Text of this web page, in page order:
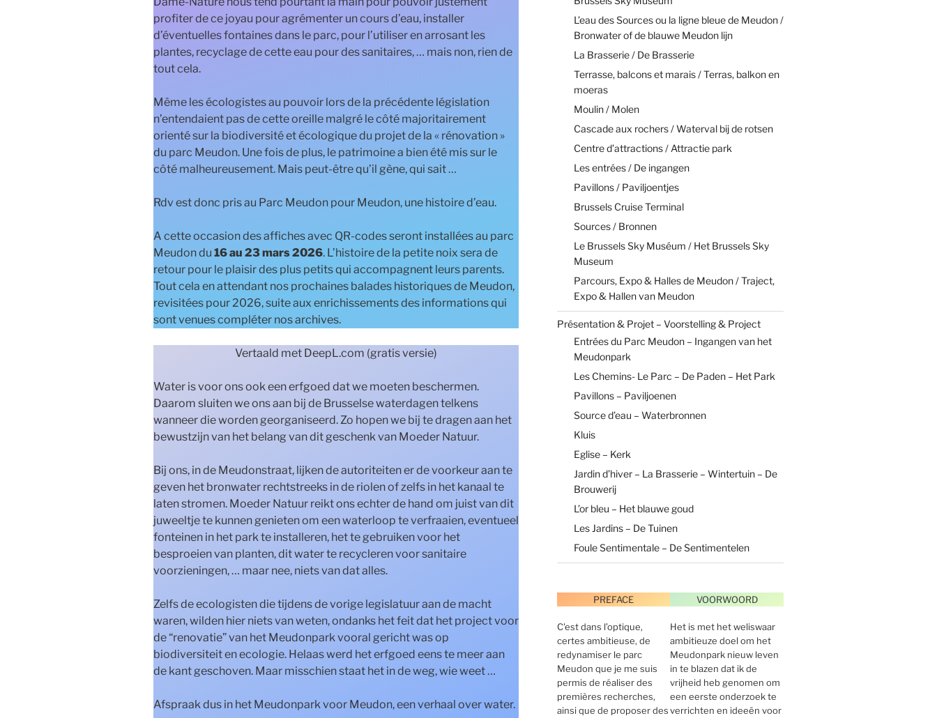
profiter de ce joyau pour agrémenter un cours d’eau, installer
d’éventuelles fontaines dans le parc, pour l’utiliser en arrosant les
plantes, recyclage de cette eau pour des sanitaires, … mais non, rien de
tout cela.
Même les écologistes au pouvoir lors de la précédente législation
n’entendaient pas de cette oreille malgré le côté majoritairement
orienté sur la biodiversité et écologique du projet de la « rénovation »
du parc Meudon. Une fois de plus, le patrimoine a bien été mis sur le
côté malheureusement. Mais peut-être qu’il gène, qui sait …
Rdv est donc pris au Parc Meudon pour Meudon, une histoire d’eau.
A cette occasion des affiches avec QR-codes seront installées au parc
Meudon du 16 au 23 mars 2026. L’histoire de la petite noix sera de
retour pour le plaisir des plus petits qui accompagnent leurs parents.
Tout cela en attendant nos prochaines balades historiques de Meudon,
revisitées pour 2026, suite aux enrichissements des informations qui
sont venues compléter nos archives.
Vertaald met DeepL.com (gratis versie)
Water is voor ons ook een erfgoed dat we moeten beschermen.
Daarom sluiten we ons aan bij de Brusselse waterdagen telkens
wanneer die worden georganiseerd. Zo hopen we bij te dragen aan het
bewustzijn van het belang van dit geschenk van Moeder Natuur.
Bij ons, in de Meudonstraat, lijken de autoriteiten er de voorkeur aan te
geven het bronwater rechtstreeks in de riolen of zelfs in het kanaal te
laten stromen. Moeder Natuur reikt ons echter de hand om juist van dit
juweeltje te kunnen genieten om een waterloop te verfraaien, eventueel
fonteinen in het park te installeren, het te gebruiken voor het
besproeien van planten, dit water te recycleren voor sanitaire
voorzieningen, … maar nee, niets van dat alles.
Zelfs de ecologisten die tijdens de vorige legislatuur aan de macht
waren, wilden hier niets van weten, ondanks het feit dat het project voor
de “renovatie” van het Meudonpark vooral gericht was op
biodiversiteit en ecologie. Helaas werd het erfgoed eens te meer aan
de kant geschoven. Maar misschien staat het in de weg, wie weet …
Afspraak dus in het Meudonpark voor Meudon, een verhaal over water.
L’eau des Sources ou la ligne bleue de Meudon /
Bronwater of de blauwe Meudon lijn
La Brasserie / De Brasserie
Terrasse, balcons et marais / Terras, balkon en
moeras
Moulin / Molen
Cascade aux rochers / Waterval bij de rotsen
Centre d’attractions / Attractie park
Les entrées / De ingangen
Pavillons / Paviljoentjes
Brussels Cruise Terminal
Sources / Bronnen
Le Brussels Sky Muséum / Het Brussels Sky
Museum
Parcours, Expo & Halles de Meudon / Traject,
Expo & Hallen van Meudon
Présentation & Projet – Voorstelling & Project
Entrées du Parc Meudon – Ingangen van het
Meudonpark
Les Chemins- Le Parc – De Paden – Het Park
Pavillons – Paviljoenen
Source d’eau – Waterbronnen
Kluis
Eglise – Kerk
Jardin d’hiver – La Brasserie – Wintertuin – De
Brouwerij
L’or bleu – Het blauwe goud
Les Jardins – De Tuinen
Foule Sentimentale – De Sentimentelen
PREFACE
C'est dans l’optique,
certes ambitieuse, de
redynamiser le parc
Meudon que je me suis
permis de réaliser des
premières recherches,
ainsi que de proposer des
VOORWOORD
Het is met het weliswaar
ambitieuze doel om het
Meudonpark nieuw leven
in te blazen dat ik de
vrijheid heb genomen om
een eerste onderzoek te
verrichten en ideeën voor